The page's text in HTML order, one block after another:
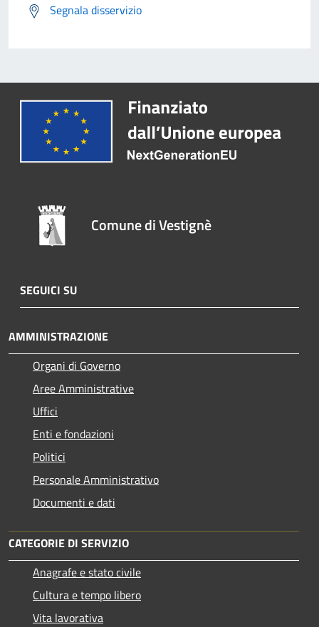
Segnala disservizio
Comune di Vestignè
SEGUICI SU
AMMINISTRAZIONE
Organi di Governo
Aree Amministrative
Uffici
Enti e fondazioni
Politici
Personale Amministrativo
Documenti e dati
CATEGORIE DI SERVIZIO
Anagrafe e stato civile
Cultura e tempo libero
Vita lavorativa